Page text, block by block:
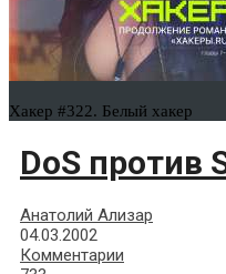
Хакер #322. Белый хакер
DoS против
Анатолий Ализар
04.03.2002
Комментарии